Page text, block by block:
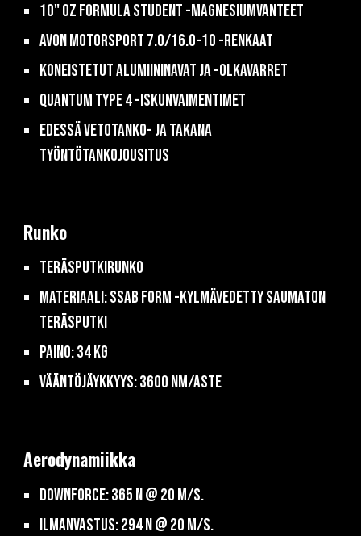
10"OZ Formula Student -magnesiumvanteet
Avon Motorsport 7.0/16.0-10 -renkaat
Koneistetut alumiininavat ja -olkavarret
Quantum type 4 -iskunvaimentimet
Edessä vetotanko- ja takana
työntötankojousitus
Runko
Teräsputkirunko
Materiaali: SSAB Form -kylmävedetty saumaton
teräsputki
Paino: 34 kg
Vääntöjäykkyys: 3600 Nm/aste
Aerodynamiikka
downforce: 365 N @ 20 m/s.
Ilmanvastus: 294 N @ 20 m/s.